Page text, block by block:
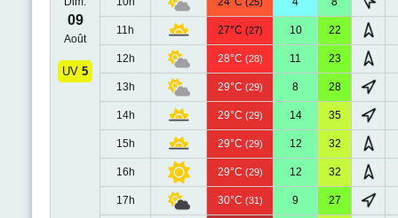
09
Août
UV 5
11h 27°C (27) 10 22
12h 28°C (28) 11 23
13h 29°C (29) 8 28
14h 29°C (29) 14 35
15h 29°C (29) 12 32
16h 29°C (29) 12 32
17h 30°C (31) 9 27